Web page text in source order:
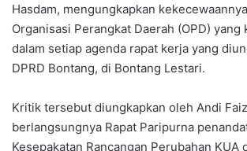
Hasdam, mengungkapkan
Organisasi Perangkat Daerah (OPD) yang
dalam setiap agenda rapat kerja yang
DPRD Bontang, di Bontang Lestari.
Kritik tersebut diungkapkan oleh Andi
berlangsungnya Rapat Paripurna
Kesepakatan Rancangan Perubahan KUA